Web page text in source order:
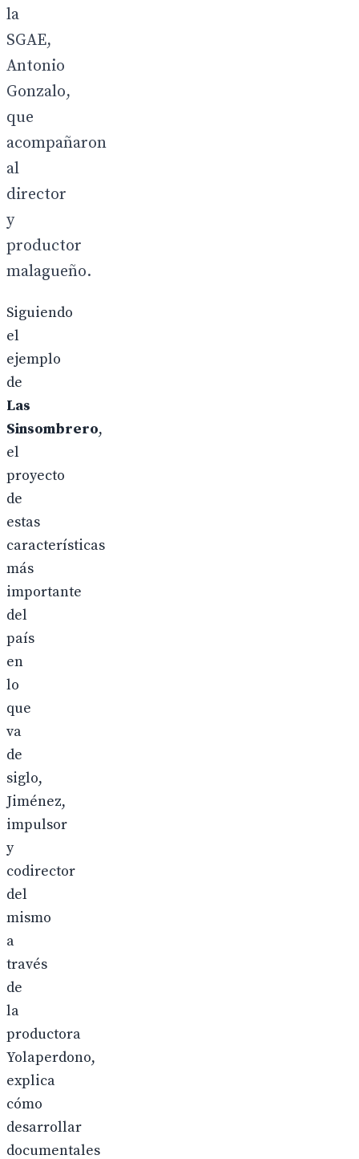
la
SGAE,
Antonio
Gonzalo,
que
acompañaron
al
director
y
productor
malagueño.
Siguiendo
el
ejemplo
de
Las
Sinsombrero,
el
proyecto
de
estas
características
más
importante
del
país
en
lo
que
va
de
siglo,
Jiménez,
impulsor
y
codirector
del
mismo
a
través
de
la
productora
Yolaperdono,
explica
cómo
desarrollar
documentales